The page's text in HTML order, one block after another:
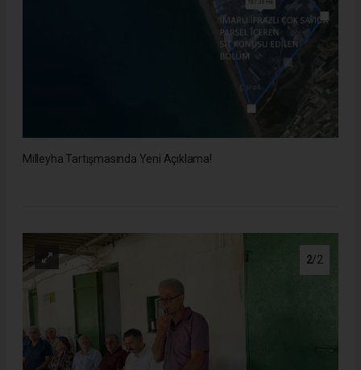
Milleyha Tartışmasında Yeni Açıklama!
2/2